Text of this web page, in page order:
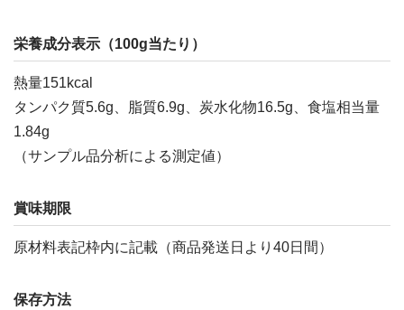
栄養成分表示（100g当たり）
熱量151kcal
タンパク質5.6g、脂質6.9g、炭水化物16.5g、食塩相当量
1.84g
（サンプル品分析による測定値）
賞味期限
原材料表記枠内に記載（商品発送日より40日間）
保存方法